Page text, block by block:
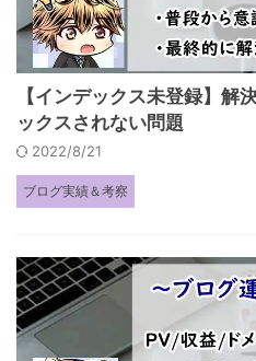
【インデックス未登録】解
ックスされない問題
2022/8/21
ブログ実績＆考察